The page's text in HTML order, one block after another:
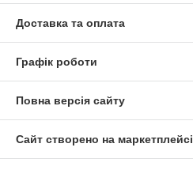
Доставка та оплата
Графік роботи
Повна версія сайту
Сайт створено на маркетплейсі